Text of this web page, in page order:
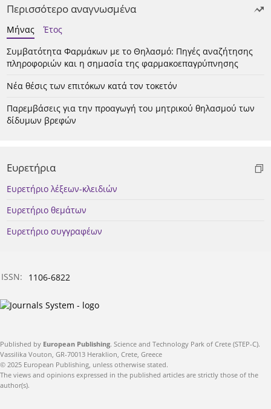
Περισσότερο αναγνωσμένα
Μήνας
Έτος
Συμβατότητα Φαρμάκων με το Θηλασμό: Πηγές αναζήτησης
πληροφοριών και η σημασία της φαρμακοεπαγρύπνησης
Νέα θέσις των επιτόκων κατά τον τοκετόν
Παρεμβάσεις για την προαγωγή του μητρικού θηλασμού των
δίδυμων βρεφών
Ευρετήρια
Ευρετήριο λέξεων-κλειδιών
Ευρετήριο θεμάτων
Ευρετήριο συγγραφέων
ISSN: 1106-6822
Published by European Publishing. Science and Technology Park of Crete (STEP-C).
Vassilika Vouton, GR-70013 Heraklion, Crete, Greece
© 2025 European Publishing, unless otherwise stated.
The views and opinions expressed in the published articles are strictly those of the
author(s).